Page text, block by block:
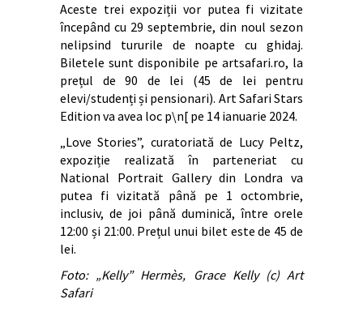
Aceste trei expoziții vor putea fi vizitate
începând cu 29 septembrie, din noul sezon
nelipsind tururile de noapte cu ghidaj.
Biletele sunt disponibile pe artsafari.ro, la
prețul de 90 de lei (45 de lei pentru
elevi/studenți și pensionari). Art Safari Stars
Edition va avea loc p\n[ pe 14 ianuarie 2024.
„Love Stories”, curatoriată de Lucy Peltz,
expoziție realizată în parteneriat cu
National Portrait Gallery din Londra va
putea fi vizitată până pe 1 octombrie,
inclusiv, de joi până duminică, între orele
12:00 și 21:00. Prețul unui bilet este de 45 de
lei.
Foto: „Kelly” Hermès, Grace Kelly (c) Art
Safari